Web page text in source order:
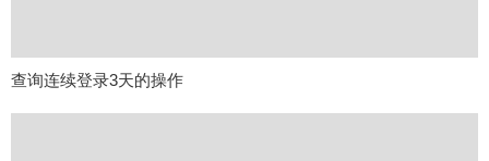
查询连续登录3天的操作